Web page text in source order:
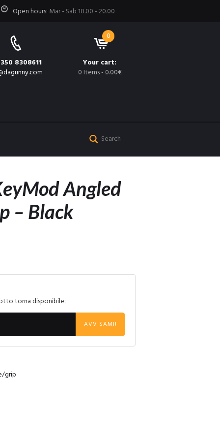
Open hours: Mar - Sab 10.00 - 20.00
8308611
0
Your cart:
0 Items- 0.00€
Angled
– Black
torna disponibile:
AVVISAMI!
grip